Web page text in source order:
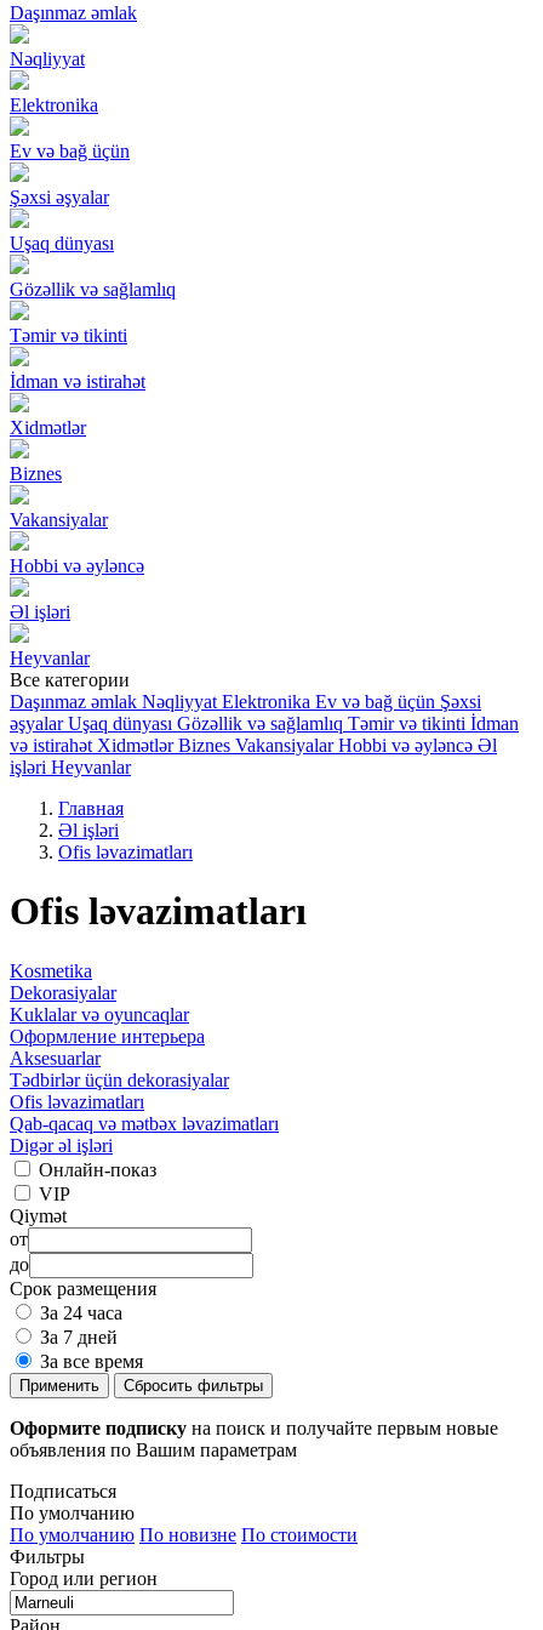
Daşınmaz əmlak
Nəqliyyat
Elektronika
Ev və bağ üçün
Şəxsi əşyalar
Uşaq dünyası
Gözəllik və sağlamlıq
Təmir və tikinti
İdman və istirahət
Xidmətlər
Biznes
Vakansiyalar
Hobbi və əyləncə
Əl işləri
Heyvanlar
Все категории
Daşınmaz əmlak Nəqliyyat Elektronika Ev və bağ üçün Şəxsi
əşyalar Uşaq dünyası Gözəllik və sağlamlıq Təmir və tikinti İdman
və istirahət Xidmətlər Biznes Vakansiyalar Hobbi və əyləncə Əl
işləri Heyvanlar
Главная
Əl işləri
Ofis ləvazimatları
Ofis ləvazimatları
Kosmetika
Dekorasiyalar
Kuklalar və oyuncaqlar
Оформление интерьера
Aksesuarlar
Tədbirlər üçün dekorasiyalar
Ofis ləvazimatları
Qab-qacaq və mətbəx ləvazimatları
Digər əl işləri
Онлайн-показ
VIP
Qiymət
от
до
Срок размещения
За 24 часа
За 7 дней
За все время
Применить Сбросить фильтры
Оформите подписку на поиск и получайте первым новые
объявления по Вашим параметрам
Подписаться
По умолчанию
По умолчанию По новизне По стоимости
Фильтры
Город или регион
Район